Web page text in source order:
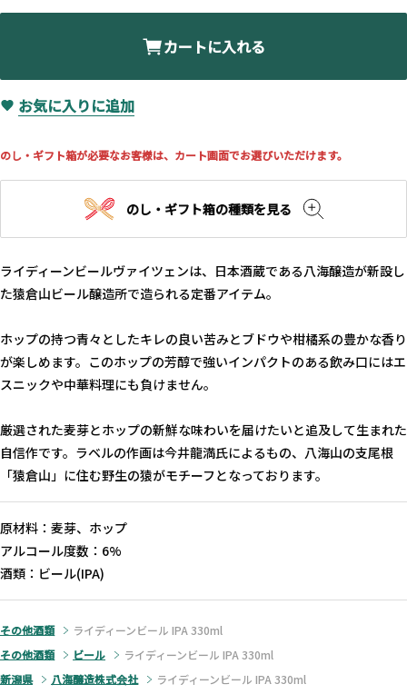
カートに入れる
お気に入りに追加
のし・ギフト箱が必要なお客様は、カート画面でお選びいただけます。
のし・ギフト箱の種類を見る
ライディーンビールヴァイツェンは、日本酒蔵である八海醸造が新設し
た猿倉山ビール醸造所で造られる定番アイテム。
ホップの持つ青々としたキレの良い苦みとブドウや柑橘系の豊かな香り
が楽しめます。このホップの芳醇で強いインパクトのある飲み口にはエ
スニックや中華料理にも負けません。
厳選された麦芽とホップの新鮮な味わいを届けたいと追及して生まれた
自信作です。ラベルの作画は今井龍満氏によるもの、八海山の支尾根
「猿倉山」に住む野生の猿がモチーフとなっております。
原材料：麦芽、ホップ
アルコール度数：6%
酒類：ビール(IPA)
その他酒類
ライディーンビール IPA 330ml
その他酒類
ビール
ライディーンビール IPA 330ml
新潟県
八海醸造株式会社
ライディーンビール IPA 330ml